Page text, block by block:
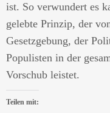
ist. So verwundert es
gelebte Prinzip, der
Gesetzgebung, der
Populisten in der
Vorschub leistet.
Teilen mit: